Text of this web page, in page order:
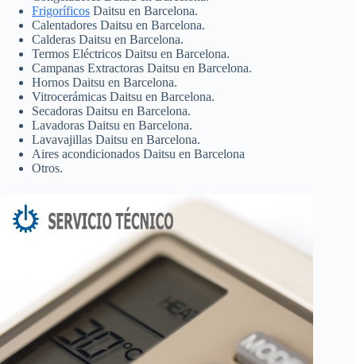
Frigoríficos Daitsu en Barcelona.
Calentadores Daitsu en Barcelona.
Calderas Daitsu en Barcelona.
Termos Eléctricos Daitsu en Barcelona.
Campanas Extractoras Daitsu en Barcelona.
Hornos Daitsu en Barcelona.
Vitrocerámicas Daitsu en Barcelona.
Secadoras Daitsu en Barcelona.
Lavadoras Daitsu en Barcelona.
Lavavajillas Daitsu en Barcelona.
Aires acondicionados Daitsu en Barcelona
Otros.